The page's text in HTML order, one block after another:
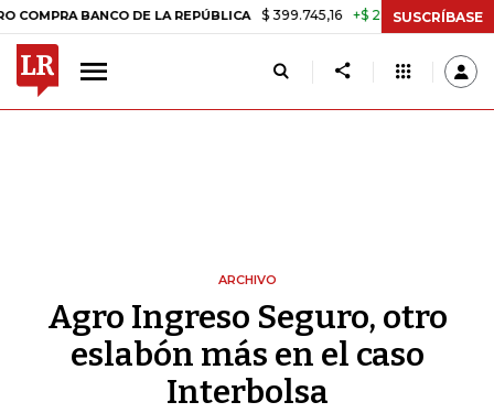
BANCO DE LA REPÚBLICA $ 399.745,16 +$ 2.295,71 +0,58%
SUSCRÍBASE
ARCHIVO
Agro Ingreso Seguro, otro
eslabón más en el caso
Interbolsa